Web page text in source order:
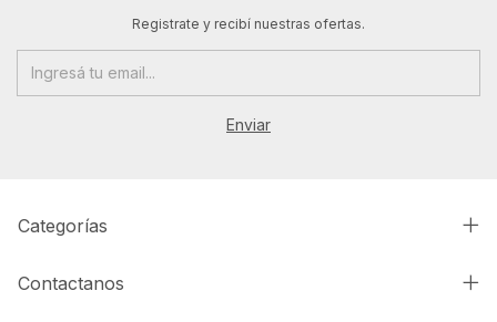
Registrate y recibí nuestras ofertas.
Categorías
Contactanos